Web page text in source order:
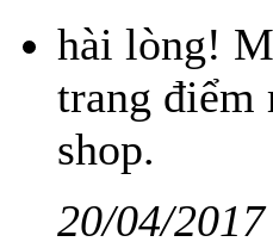
hài lòng!
trang điểm
shop.
20/04/